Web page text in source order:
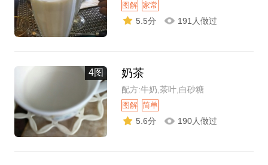
图解 家常
5.5分 191人做过
4图 奶茶
配方:牛奶,茶叶,白砂糖
图解 简单
5.6分 190人做过